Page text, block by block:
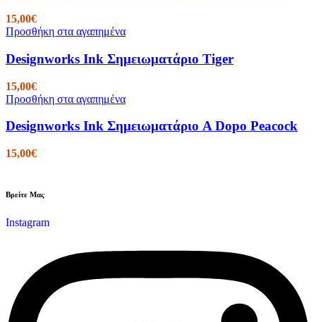
15,00€
Προσθήκη στα αγαπημένα
Designworks Ink Σημειωματάριο Tiger
15,00€
Προσθήκη στα αγαπημένα
Designworks Ink Σημειωματάριο A Dopo Peacock
15,00€
Βρείτε Μας
Instagram